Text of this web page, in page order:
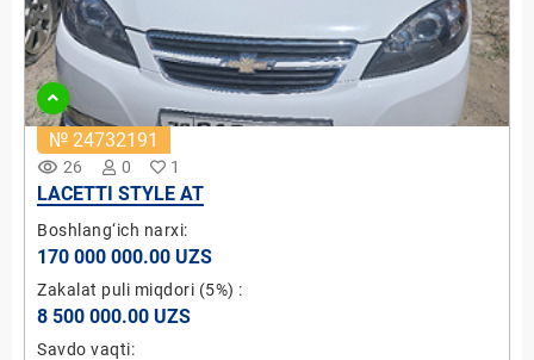
remove_red_eye 26 0 1
№ 24732191
LACETTI STYLE AT
Boshlang‘ich narxi:
170 000 000.00 UZS
Zakalat puli miqdori (5%) :
8 500 000.00 UZS
Savdo vaqti: